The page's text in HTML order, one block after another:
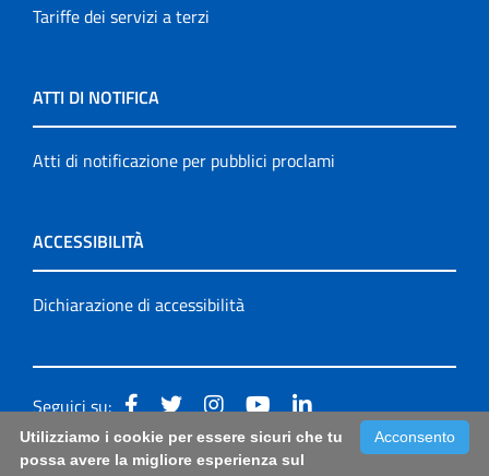
Tariffe dei servizi a terzi
ATTI DI NOTIFICA
Atti di notificazione per pubblici proclami
ACCESSIBILITÀ
Dichiarazione di accessibilità
Seguici su:
Accessibilità: form di segnalazione di prima istanza per
Acconsento
Utilizziamo i cookie per essere sicuri che tu
possa avere la migliore esperienza sul